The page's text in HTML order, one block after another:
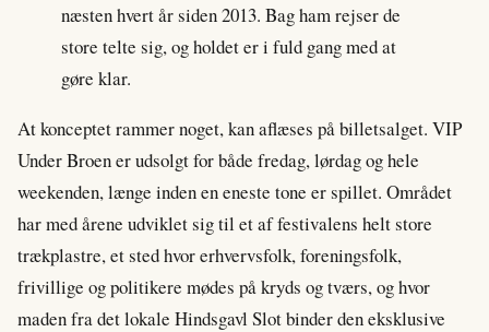
næsten hvert år siden 2013. Bag ham rejser de
store telte sig, og holdet er i fuld gang med at
gøre klar.
At konceptet rammer noget, kan aflæses på billetsalget. VIP
Under Broen er udsolgt for både fredag, lørdag og hele
weekenden, længe inden en eneste tone er spillet. Området
har med årene udviklet sig til et af festivalens helt store
trækplastre, et sted hvor erhvervsfolk, foreningsfolk,
frivillige og politikere mødes på kryds og tværs, og hvor
maden fra det lokale Hindsgavl Slot binder den eksklusive